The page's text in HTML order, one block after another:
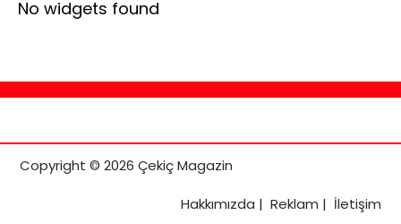
No widgets found
Copyright © 2026 Çekiç Magazin
Hakkımızda | Reklam | İletişim